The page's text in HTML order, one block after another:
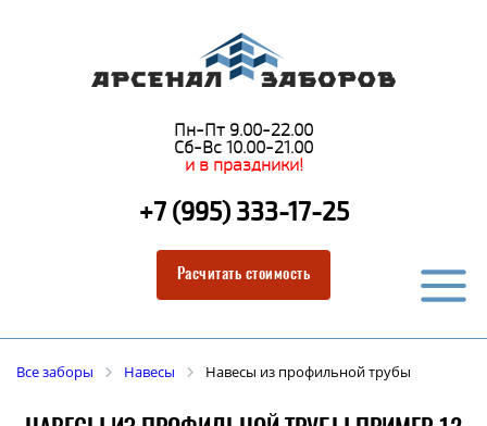
Пн-Пт 9.00-22.00
Сб-Вс 10.00-21.00
и в праздники!
+7 (995) 333-17-25
Расчитать стоимость
Все заборы Навесы Навесы из профильной трубы